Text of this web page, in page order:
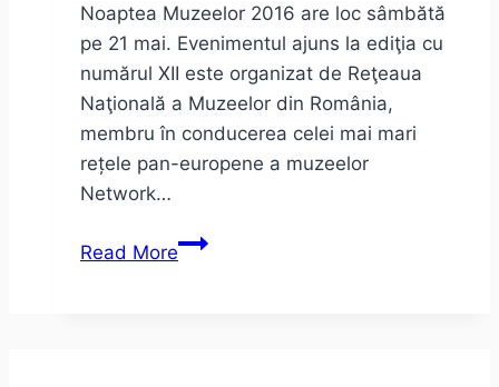
program
Noaptea Muzeelor 2016 are loc sâmbătă
pe 21 mai. Evenimentul ajuns la ediţia cu
numărul XII este organizat de Reţeaua
Naţională a Muzeelor din România,
membru în conducerea celei mai mari
rețele pan-europene a muzeelor
Network…
Read MoreNoaptea